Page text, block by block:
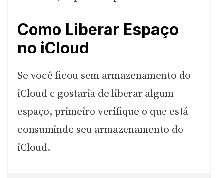
Como Liberar Espaço
no iCloud
Se você ficou sem armazenamento do
iCloud e gostaria de liberar algum
espaço, primeiro verifique o que está
consumindo seu armazenamento do
iCloud.